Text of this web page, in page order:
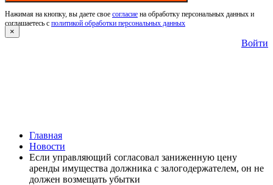
Нажимая на кнопку, вы даете свое согласие на обработку персональных данных и
соглашаетесь с политикой обработки персональных данных
×
Войти
Главная
Новости
Если управляющий согласовал заниженную цену
аренды имущества должника с залогодержателем, он не
должен возмещать убытки